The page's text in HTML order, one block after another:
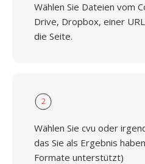
Wählen Sie Dateien vom
Drive, Dropbox, einer
die Seite.
2
Wählen Sie cvu oder
das Sie als Ergebnis
Formate unterstützt)